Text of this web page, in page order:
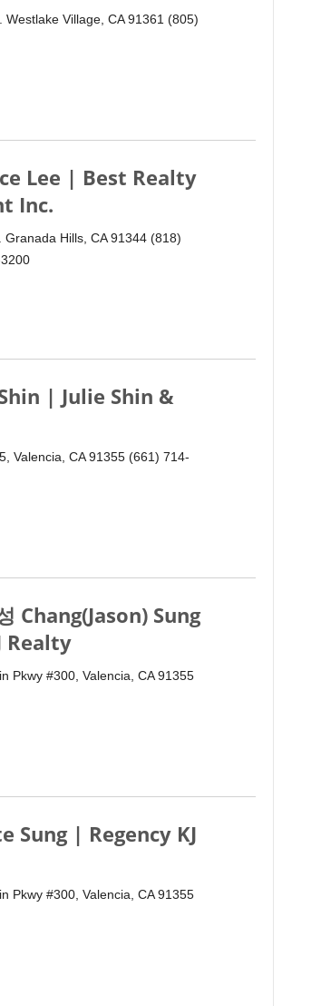
Westlake Village, CA 91361 (805)
Lee | Best Realty
Inc.
Granada Hills, CA 91344 (818)
| Julie Shin &
Valencia, CA 91355 (661) 714-
Chang(Jason) Sung
Realty
Pkwy #300, Valencia, CA 91355
Sung | Regency KJ
Pkwy #300, Valencia, CA 91355